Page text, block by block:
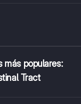
más populares:
Tract